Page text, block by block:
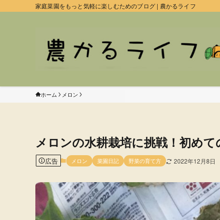
家庭菜園をもっと気軽に楽しむためのブログ | 農かるライフ
ホーム メロン
メロンの水耕栽培に挑戦！初めて
広告 メロン 菜園日記 野菜の育て方 2022年12月8日